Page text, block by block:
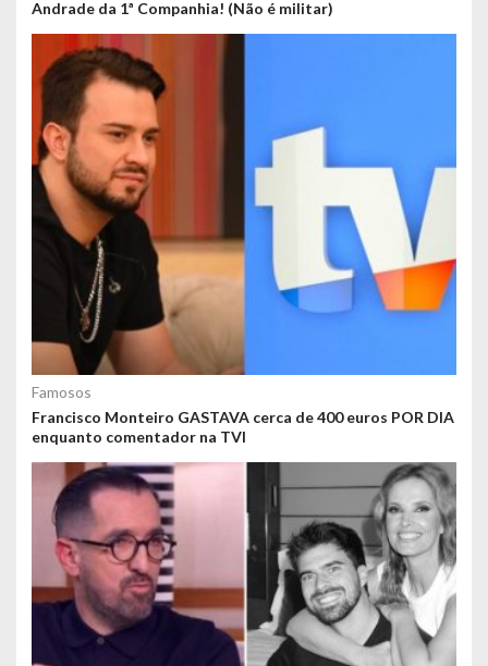
Andrade da 1ª Companhia! (Não é militar)
Famosos
Francisco Monteiro GASTAVA cerca de 400 euros POR DIA
enquanto comentador na TVI